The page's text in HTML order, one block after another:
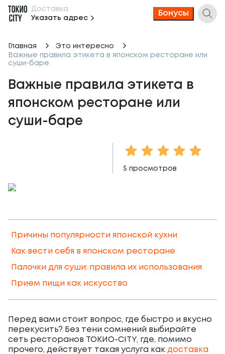
Доставка
Указать адрес
Бонусы
Главная
Это интересно
Важные правила этикета в японском ресторане или
суши-баре
Важные правила этикета в
японском ресторане или
суши-баре
1 Star
2 Stars
3 Stars
4 Stars
5 просмотров
Причины популярности японской кухни
Как вести себя в японском ресторане
Палочки для суши: правила их использования
Прием пищи как искусство
Перед вами стоит вопрос, где быстро и вкусно
перекусить? Без тени сомнений выбирайте
сеть ресторанов ТОКИО-CITY, где, помимо
прочего, действует такая услуга как доставка